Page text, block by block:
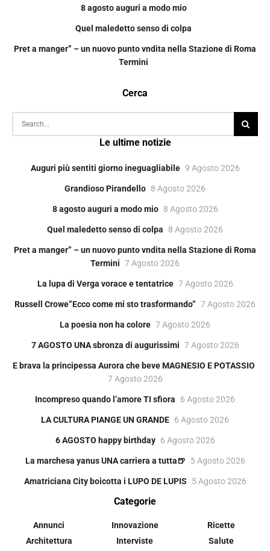
8 agosto auguri a modo mio
Quel maledetto senso di colpa
Pret a manger” – un nuovo punto vndita nella Stazione di Roma
Termini
Cerca
Le ultime notizie
Auguri più sentiti giorno ineguagliabile 9 Agosto 2026
Grandioso Pirandello 8 Agosto 2026
8 agosto auguri a modo mio 8 Agosto 2026
Quel maledetto senso di colpa 8 Agosto 2026
Pret a manger” – un nuovo punto vndita nella Stazione di Roma
Termini 7 Agosto 2026
La lupa di Verga vorace e tentatrice 7 Agosto 2026
Russell Crowe”Ecco come mi sto trasformando” 7 Agosto 2026
La poesia non ha colore 7 Agosto 2026
7 AGOSTO UNA sbronza di augurissimi 7 Agosto 2026
E brava la principessa Aurora che beve MAGNESIO E POTASSIO
7 Agosto 2026
Incompreso quando l’amore TI sfiora 6 Agosto 2026
LA CULTURA PIANGE UN GRANDE 6 Agosto 2026
6 AGOSTO happy birthday 6 Agosto 2026
La marchesa yanus UNA carriera a tutta🍺 5 Agosto 2026
Amatriciana City boicotta i LUPO DE LUPIS 5 Agosto 2026
Categorie
Annunci
Architettura
Innovazione
Interviste
Ricette
Salute